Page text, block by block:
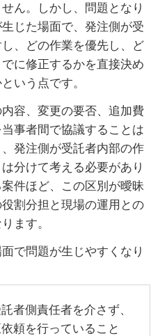
ん。しかし、問題となり
じた場面で、発注側が受
、どの作業を優先し、ど
に修正するかを直接決め
いう点です。
容、変更の要否、追加費
事者間で協議することは
発注側が受託者内部の作
分けて考える必要があり
件ほど、この区別が曖昧
割分担と現場の運用との
ます。
で問題が生じやすくなり
者側責任者を介さず、
頼を行っていること